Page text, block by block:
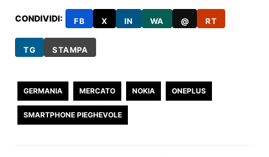
CONDIVIDI: FB X IN WA @ RT
TG STAMPA
GERMANIA MERCATO NOKIA ONEPLUS
SMARTPHONE PIEGHEVOLE